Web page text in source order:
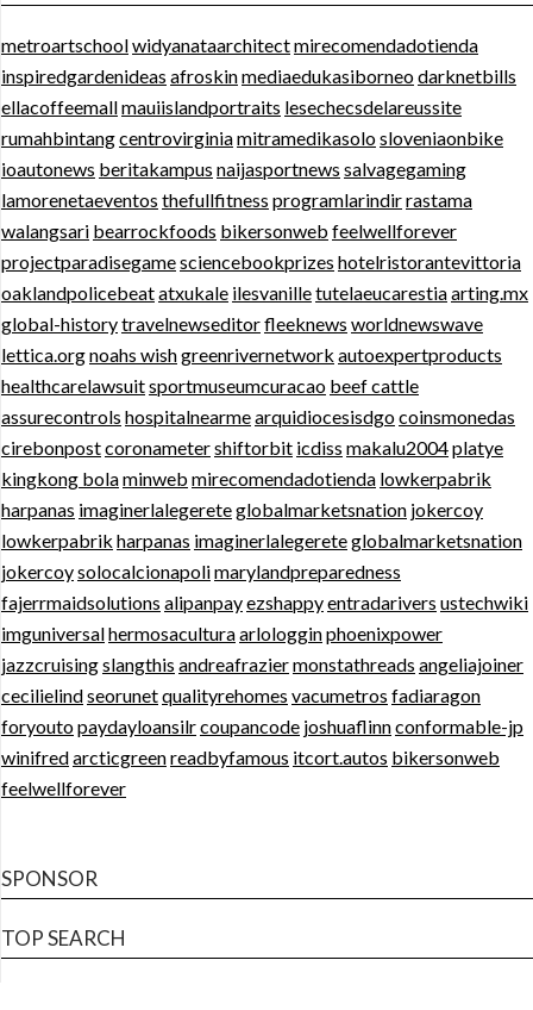
metroartschoolwidyanataarchitectmirecomendadotienda
inspiredgardenideas afroskinmediaedukasiborneodarknetbills
ellacoffeemallmauiislandportraits lesechecsdelareussite
rumahbintangcentrovirginiamitramedikasolosloveniaonbike
ioautonews beritakampus naijasportnews salvagegaming
lamorenetaeventos thefullfitness programlarindirrastama
walangsari bearrockfoods bikersonweb feelwellforever
projectparadisegamesciencebookprizes hotelristorantevittoria
oaklandpolicebeatatxukale ilesvanilletutelaeucarestiaarting.mx
global-historytravelnewseditorfleeknews worldnewswave
lettica.orgnoahs wishgreenrivernetwork autoexpertproducts
healthcarelawsuitsportmuseumcuracao beef cattle
assurecontrols hospitalnearmearquidiocesisdgocoinsmonedas
cirebonpostcoronametershiftorbit icdiss makalu2004platye
kingkong bolaminweb mirecomendadotienda lowkerpabrik
harpanas imaginerlalegereteglobalmarketsnation jokercoy
lowkerpabrik harpanas imaginerlalegereteglobalmarketsnation
jokercoysolocalcionapolimarylandpreparedness
fajerrmaidsolutions alipanpayezshappyentradarivers ustechwiki
imguniversalhermosaculturaarlologginphoenixpower
jazzcruisingslangthis andreafraziermonstathreads angeliajoiner
cecilielindseorunetqualityrehomes vacumetros fadiaragon
foryoutopaydayloansilrcoupancode joshuaflinnconformable-jp
winifredarcticgreenreadbyfamous itcort.autos bikersonweb
feelwellforever
SPONSOR
TOP SEARCH